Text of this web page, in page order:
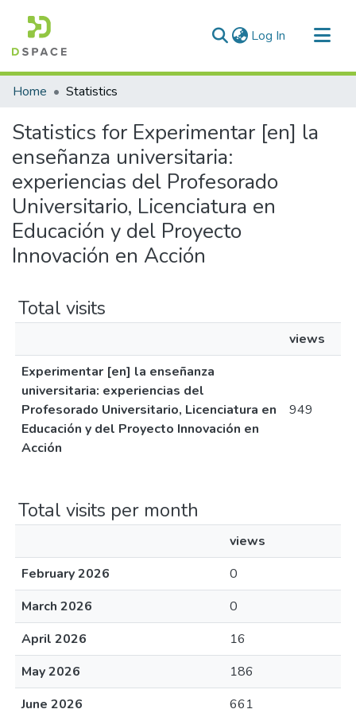
Log In (current)
Communities & Collections
Home Statistics
Statistics for Experimentar [en] la
enseñanza universitaria:
experiencias del Profesorado
Universitario, Licenciatura en
Educación y del Proyecto
Innovación en Acción
Total visits
views
Experimentar [en] la enseñanza
universitaria: experiencias del
Profesorado Universitario, Licenciatura en
Educación y del Proyecto Innovación en
Acción
949
Total visits per month
views
February 2026
0
March 2026
0
April 2026
16
May 2026
186
June 2026
661